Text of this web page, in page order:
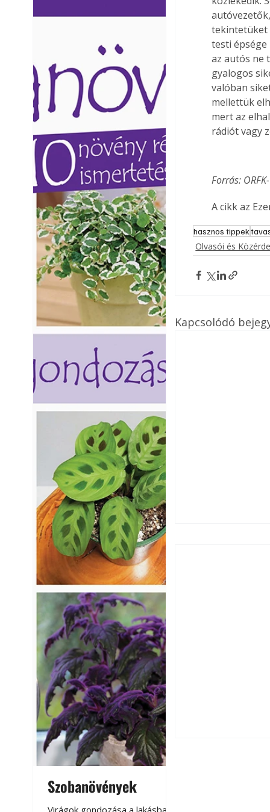
Ezermester
Laptapir kényelmes
mert: – t
Szobanövények
tekintetüket
testi
az autós ne
gyalogos
valóban
mellettük
mert az
rádiót vagy
Forrás:
A cikk az
hasznos tippek
Olvasói és
Kapcsolódó